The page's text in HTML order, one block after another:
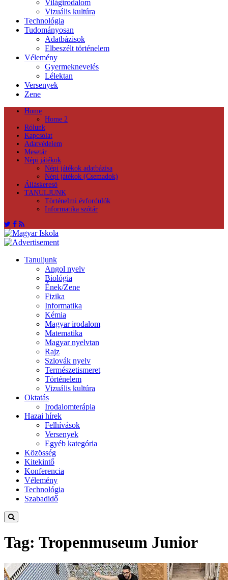
Világirodalom
Vizuális kultúra
Technológia
Tudományosan
Adatbázisok
Elbeszélt történelem
Vélemény
Gyermeknevelés
Lélektan
Versenyek
Zene
Home
Home 2
Rólunk
Kapcsolat
Adatvédelem
Mesetár
Népi játékok
Népi játékok adatbázisa
Népi játékok (Csemadok)
Álláskereső
TANULJUNK
Történelmi évfordulók
Informatika szótár
Tanuljunk
Angol nyelv
Biológia
Ének/Zene
Fizika
Informatika
Kémia
Magyar irodalom
Matematika
Magyar nyelvtan
Rajz
Szlovák nyelv
Természetismeret
Történelem
Vizuális kultúra
Oktatás
Irodalomterápia
Hazai hírek
Felhívások
Versenyek
Egyéb kategória
Közösség
Kitekintő
Konferencia
Vélemény
Technológia
Szabadidő
Tag: Tropenmuseum Junior